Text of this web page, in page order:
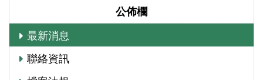
公佈欄
最新消息
聯絡資訊